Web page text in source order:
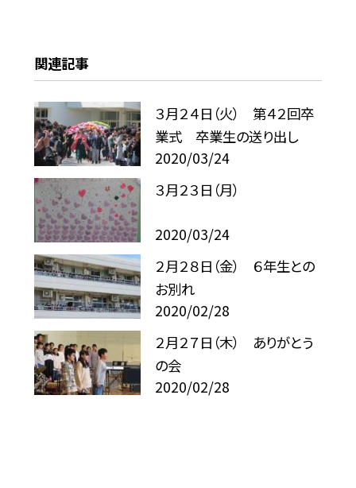
関連記事
３月２４日（火） 第４２回卒
業式 卒業生の送り出し
2020/03/24
３月２３日（月）
2020/03/24
２月２８日（金） ６年生との
お別れ
2020/02/28
２月２７日（木） ありがとう
の会
2020/02/28